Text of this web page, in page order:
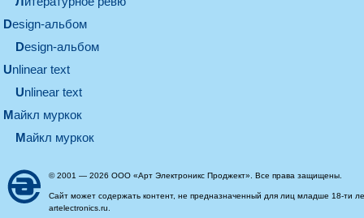
design-альбом
design-альбом
unlinear text
Unlinear text
майкл муркок
майкл муркок
© 2001 — 2026 ООО «Арт Электроникс Проджект». Все права защищены.
Сайт может содержать контент, не предназначенный для лиц младше 18-ти
artelectronics.ru.